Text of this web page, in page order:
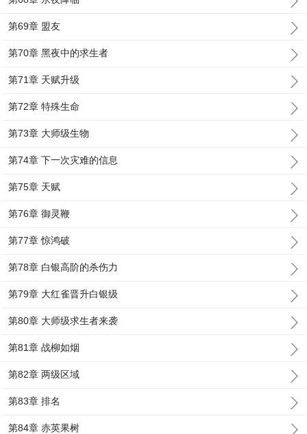
第69章 盟友
第70章 黑夜中的求生者
第71章 天赋升级
第72章 特殊生命
第73章 大师级生物
第74章 下一次灾难的信息
第75章 天赋
第76章 御灵鞭
第77章 惊鸿破
第78章 白银高阶的杀伤力
第79章 大红雀晋升白银级
第80章 大师级求生者来袭
第81章 战柳如烟
第82章 两级区域
第83章 排名
第84章 赤英果树